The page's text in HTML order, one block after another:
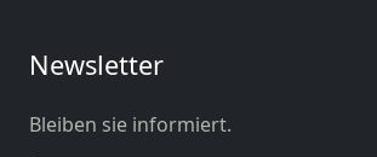
Newsletter
Bleiben sie informiert.